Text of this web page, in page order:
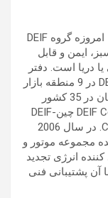
DEIF در سال 1933 در دانمارک تأسیس شد، امروزه گروه DEIF
ایمن و قابل
دریا است. دفتر
گروه DEIF در 9 منطقه بازار
عمده در اروپا، آسیا و آمریکا و با توزیع کنندگان در 35 کشور
دیگر واقع شده است. مرکز فروش DEIF Controller چین-DEIF
Control Electric Appliance Trading Co., Ltd. در سال 2006
مجموعه موتور و
کننده انرژی تجدید
آن پشتیبانی فنی